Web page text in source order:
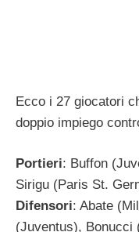
Ecco i 27 giocatori
doppio impiego
Portieri: Buffon
Sirigu (Paris St.
Difensori: Abate
(Juventus), Bonucci